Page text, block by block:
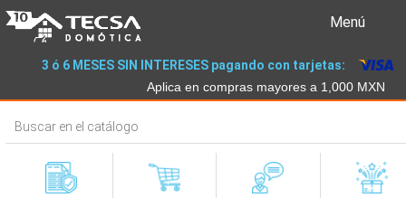
3 ó 6 MESES SIN INTERESES pagando con tarjetas:
Aplica en compras mayores a 1,000 MXN
Menú